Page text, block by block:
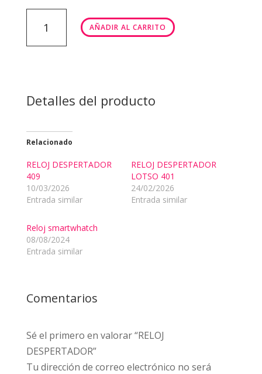
DESPERTADOR
cantidad
AÑADIR AL CARRITO
Detalles del producto
Relacionado
RELOJ DESPERTADOR
409
10/03/2026
Entrada similar
RELOJ DESPERTADOR
LOTSO 401
24/02/2026
Entrada similar
Reloj smartwhatch
08/08/2024
Entrada similar
Comentarios
Sé el primero en valorar “RELOJ
DESPERTADOR”
Tu dirección de correo electrónico no será